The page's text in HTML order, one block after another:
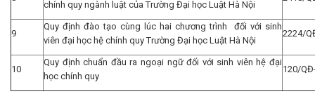
chính quy ngành luật của Trường Đại học Luật Hà Nội
9
Quy định đào tạo cùng lúc hai chương trình đối với sinh
viên đại học hệ chính quy Trường Đại học Luật Hà Nội
2224/
10
Quy định chuẩn đầu ra ngoại ngữ đối với sinh viên hệ đại
học chính quy
120/